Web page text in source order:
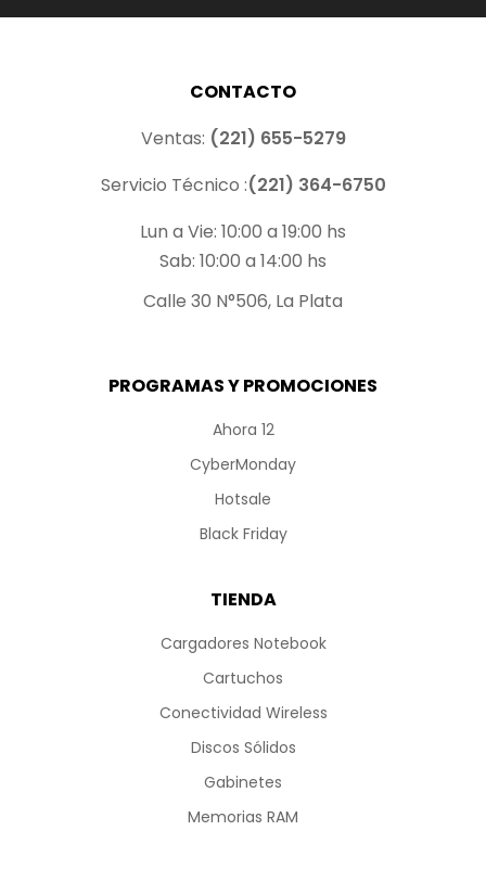
PROGRAMAS Y PROMOCIONES
Ahora 12
CyberMonday
Hotsale
Black Friday
TIENDA
Cargadores Notebook
Cartuchos
Conectividad Wireless
Discos Sólidos
Gabinetes
Memorias RAM
CONTACTO
Ventas: (221) 655-5279
Servicio Técnico :(221) 364-6750
Lun a Vie: 10:00 a 19:00 hs
Sab: 10:00 a 14:00 hs
Calle 30 N°506, La Plata